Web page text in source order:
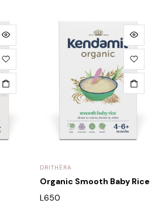
DRITHËRA
Organic Smooth Baby Rice
L 650